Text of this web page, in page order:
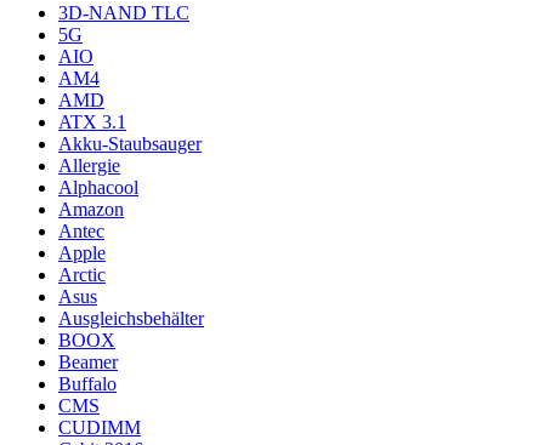
3D-NAND TLC
5G
AIO
AM4
AMD
ATX 3.1
Akku-Staubsauger
Allergie
Alphacool
Amazon
Antec
Apple
Arctic
Asus
Ausgleichsbehälter
BOOX
Beamer
Buffalo
CMS
CUDIMM